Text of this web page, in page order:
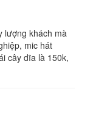
lượng khách mà
mic hát
cây dĩa là 150k,